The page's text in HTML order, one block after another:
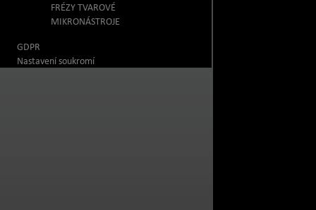
FRÉZY TVAROVÉ
MIKRONÁSTROJE
GDPR
Nastavení soukromí